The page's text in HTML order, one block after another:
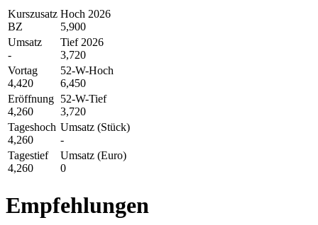
Kurszusatz
BZ
Hoch 2026
5,900
Umsatz
-
Tief 2026
3,720
Vortag
4,420
52-W-Hoch
6,450
Eröffnung
4,260
52-W-Tief
3,720
Tageshoch
4,260
Umsatz (Stück)
-
Tagestief
4,260
Umsatz (Euro)
0
Empfehlungen